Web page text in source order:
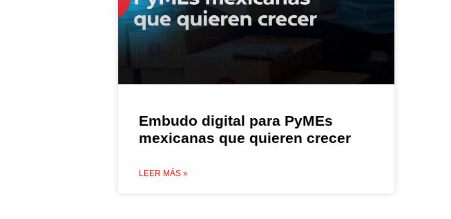
Embudo digital para PyMEs
mexicanas que quieren crecer
LEER MÁS »